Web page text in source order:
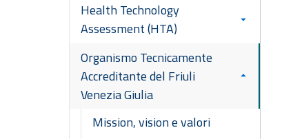
Health Technology
Assessment (HTA)
Organismo Tecnicamente
Accreditante del Friuli
Venezia Giulia
Mission, vision e valori